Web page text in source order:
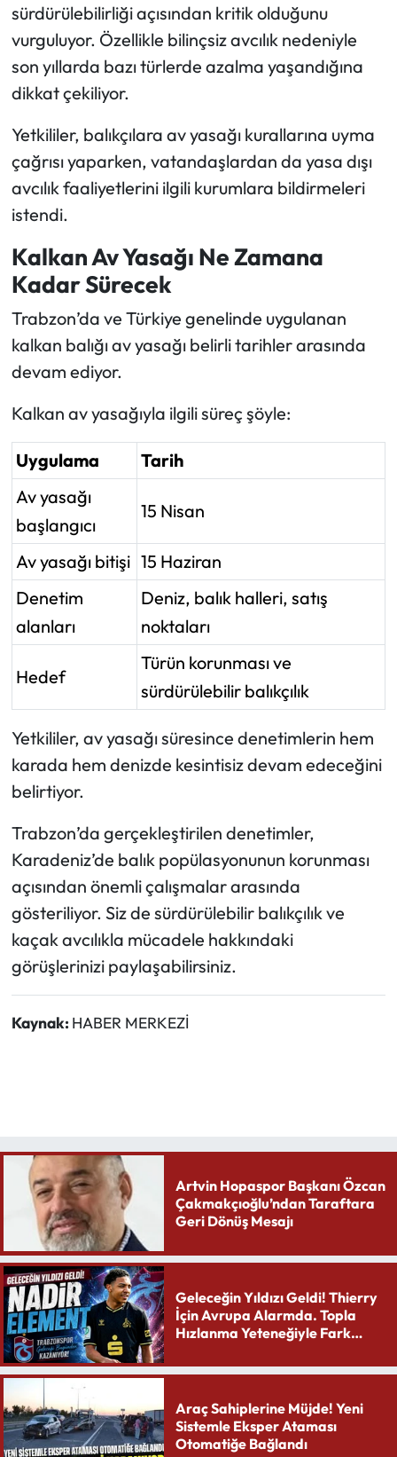
sürdürülebilirliği açısından kritik olduğunu
vurguluyor. Özellikle bilinçsiz avcılık nedeniyle
son yıllarda bazı türlerde azalma yaşandığına
dikkat çekiliyor.
Yetkililer, balıkçılara av yasağı kurallarına uyma
çağrısı yaparken, vatandaşlardan da yasa dışı
avcılık faaliyetlerini ilgili kurumlara bildirmeleri
istendi.
Kalkan Av Yasağı Ne Zamana
Kadar Sürecek
Trabzon’da ve Türkiye genelinde uygulanan
kalkan balığı av yasağı belirli tarihler arasında
devam ediyor.
Kalkan av yasağıyla ilgili süreç şöyle:
Uygulama
Tarih
Av yasağı
başlangıcı
15 Nisan
Av yasağı bitişi 15 Haziran
Denetim
alanları
Deniz, balık halleri, satış
noktaları
Hedef
Türün korunması ve
sürdürülebilir balıkçılık
Yetkililer, av yasağı süresince denetimlerin hem
karada hem denizde kesintisiz devam edeceğini
belirtiyor.
Trabzon’da gerçekleştirilen denetimler,
Karadeniz’de balık popülasyonunun korunması
açısından önemli çalışmalar arasında
gösteriliyor. Siz de sürdürülebilir balıkçılık ve
kaçak avcılıkla mücadele hakkındaki
görüşlerinizi paylaşabilirsiniz.
Kaynak: HABER MERKEZİ
Artvin Hopaspor Başkanı Özcan
Çakmakçıoğlu’ndan Taraftara
Geri Dönüş Mesajı
Geleceğin Yıldızı Geldi! Thierry
İçin Avrupa Alarmda. Topla
Hızlanma Yeteneğiyle Fark
Araç Sahiplerine Müjde! Yeni
Sistemle Eksper Ataması
Otomatiğe Bağlandı